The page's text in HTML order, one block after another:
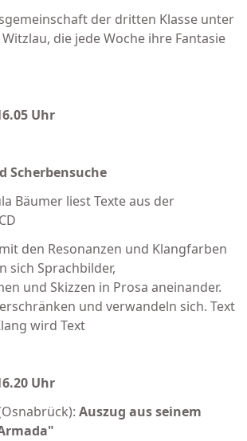
der dritten Klasse unter
die jede Woche ihre Fantasie
Uhr
Scherbensuche
Bäumer liest Texte aus der
den Resonanzen und Klangfarben
sich Sprachbilder,
und Skizzen in Prosa aneinander.
und verwandeln sich. Text
wird Text
Uhr
is external)Auszug aus seinem